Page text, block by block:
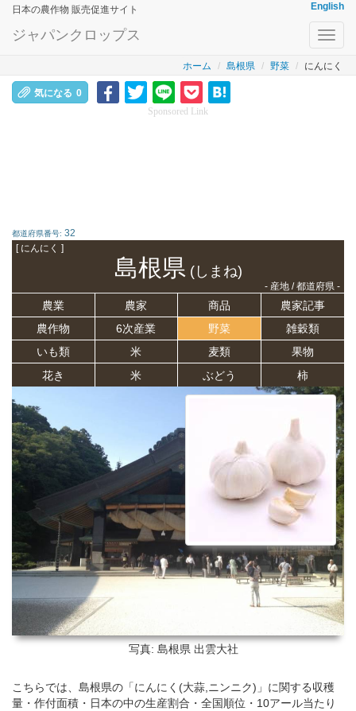
日本の農作物 販売促進サイト English
ジャパンクロップス
ホーム 島根県 野菜 にんにく
気になる 0
Sponsored Link
都道府県番号: 32
[ にんにく ]
島根県(しまね)
- 産地 / 都道府県 -
農業 農家 商品
農家記事
農作物
6次産業 野菜
雑穀類
いも類
米 麦類
果物
花き
米 ぶどう 柿
写真: 島根県 出雲大社
こちらでは、島根県の「にんにく(大蒜,ニンニク)」に関する収穫
量・作付面積・日本の中の生産割合・全国順位・10アール当たり